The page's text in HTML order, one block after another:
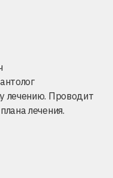
лечению. Проводит
лечения.